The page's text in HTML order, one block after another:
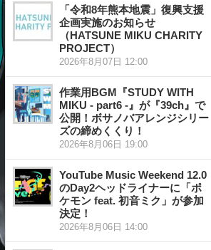
「令和8年熊本地震」復興支援
企画実施のお知らせ
（HATSUNE MIKU CHARITY
PROJECT）
2026年8月07日 12:00
作業用BGM『STUDY WITH
MIKU - part6 -』が『39ch』で
公開！ボサノバアレンジシリー
ズの締めくくり！
2026年8月06日 19:00
YouTube Music Weekend 12.0
のDay2ヘッドライナーに「ポ
ケモン feat. 初音ミク」が参加
決定！
2026年8月06日 14:00